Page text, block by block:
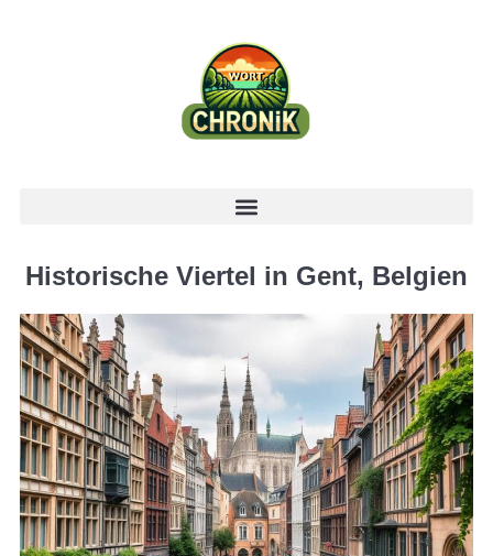
Historische Viertel in Gent, Belgien